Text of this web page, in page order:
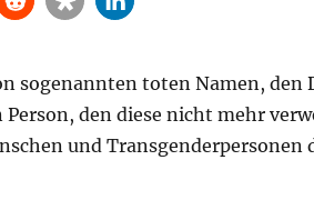
sogenannten toten Namen, den
den diese nicht mehr
und Transgenderpersonen